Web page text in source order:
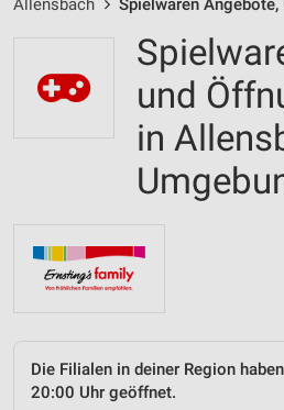
Allensbach Spielwaren
und
in
Die Filialen in deiner Region
20:00 Uhr geöffnet.